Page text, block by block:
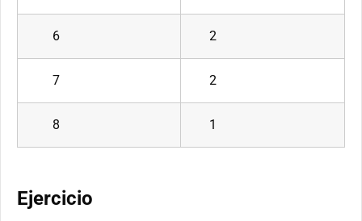
6 2
7 2
8 1
Ejercicio